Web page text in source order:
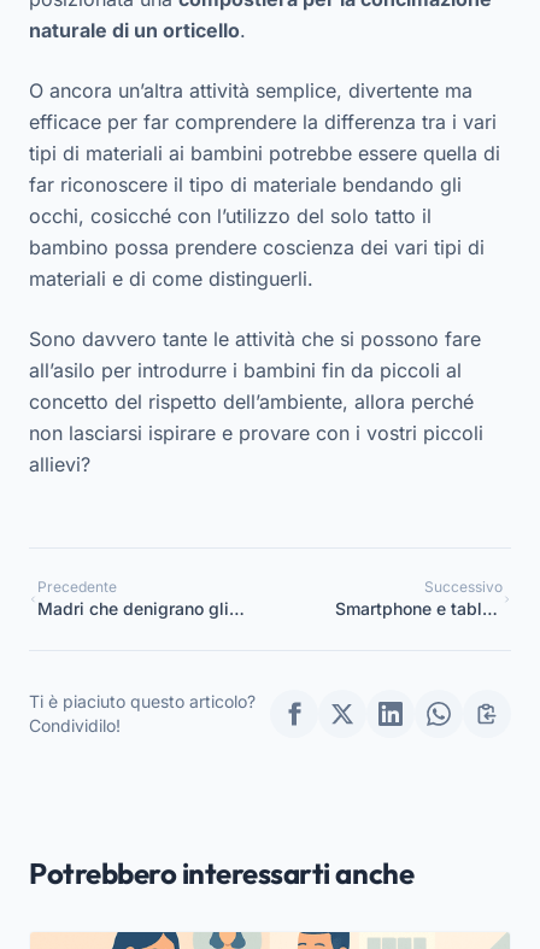
naturale di un orticello.
O ancora un’altra attività semplice, divertente ma
efficace per far comprendere la differenza tra i vari
tipi di materiali ai bambini potrebbe essere quella di
far riconoscere il tipo di materiale bendando gli
occhi, cosicché con l’utilizzo del solo tatto il
bambino possa prendere coscienza dei vari tipi di
materiali e di come distinguerli.
Sono davvero tante le attività che si possono fare
all’asilo per introdurre i bambini fin da piccoli al
concetto del rispetto dell’ambiente, allora perché
non lasciarsi ispirare e provare con i vostri piccoli
allievi?
Precedente
Madri che denigrano gli
Successivo
Smartphone e tablet:
Ti è piaciuto questo articolo?
Condividilo!
Potrebbero interessarti anche